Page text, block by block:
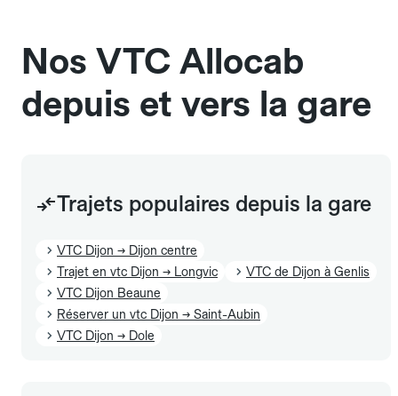
sport…), pensez à le préciser dans le champ
"Message au chauffeur" lors de la réservation.
L'icône 🧳 visible dans l'interface vous indique la
capacité exacte de la gamme sélectionnée.
ponctualité et la qualité de leur service.
Nos VTC Allocab
depuis et vers la gare
Trajets populaires depuis la gare
VTC Dijon → Dijon centre
Trajet en vtc Dijon → Longvic
VTC de Dijon à Genlis
VTC Dijon Beaune
Réserver un vtc Dijon → Saint-Aubin
VTC Dijon → Dole